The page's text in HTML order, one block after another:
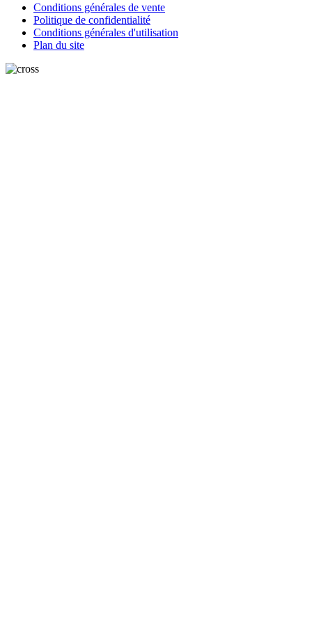
Conditions générales de vente
Politique de confidentialité
Conditions générales d'utilisation
Plan du site